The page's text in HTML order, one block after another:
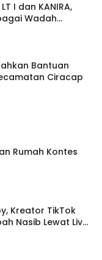
I dan KANIRA,
Wadah
Bantuan
Ciracap
Rumah Kontes
Kreator TikTok
Nasib Lewat Live